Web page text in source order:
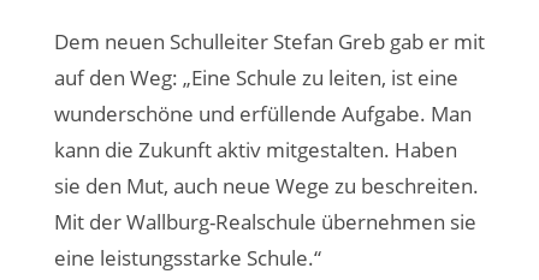
Dem neuen Schulleiter Stefan Greb gab er mit
auf den Weg: „Eine Schule zu leiten, ist eine
wunderschöne und erfüllende Aufgabe. Man
kann die Zukunft aktiv mitgestalten. Haben
sie den Mut, auch neue Wege zu beschreiten.
Mit der Wallburg-Realschule übernehmen sie
eine leistungsstarke Schule.“